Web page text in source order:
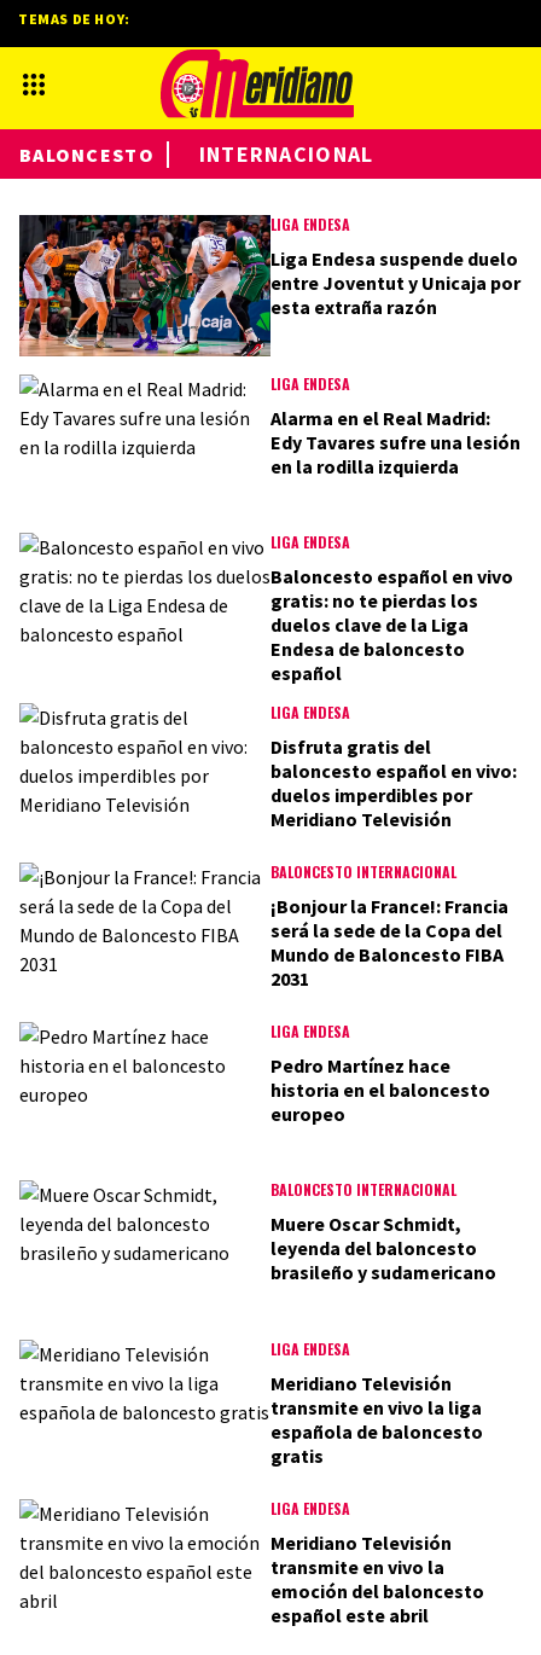
LIGA ENDESA
Liga Endesa suspende duelo
entre Joventut y Unicaja por
esta extraña razón
LIGA ENDESA
Alarma en el Real Madrid:
Edy Tavares sufre una lesión
en la rodilla izquierda
LIGA ENDESA
Baloncesto español en vivo
gratis: no te pierdas los
duelos clave de la Liga
Endesa de baloncesto
español
LIGA ENDESA
Disfruta gratis del
baloncesto español en vivo:
duelos imperdibles por
Meridiano Televisión
BALONCESTO INTERNACIONAL
¡Bonjour la France!: Francia
será la sede de la Copa del
Mundo de Baloncesto FIBA
2031
LIGA ENDESA
Pedro Martínez hace
historia en el baloncesto
europeo
BALONCESTO INTERNACIONAL
Muere Oscar Schmidt,
leyenda del baloncesto
brasileño y sudamericano
LIGA ENDESA
Meridiano Televisión
transmite en vivo la liga
española de baloncesto
gratis
LIGA ENDESA
Meridiano Televisión
transmite en vivo la
emoción del baloncesto
español este abril
TEMAS DE HOY:
BALONCESTO INTERNACIONAL